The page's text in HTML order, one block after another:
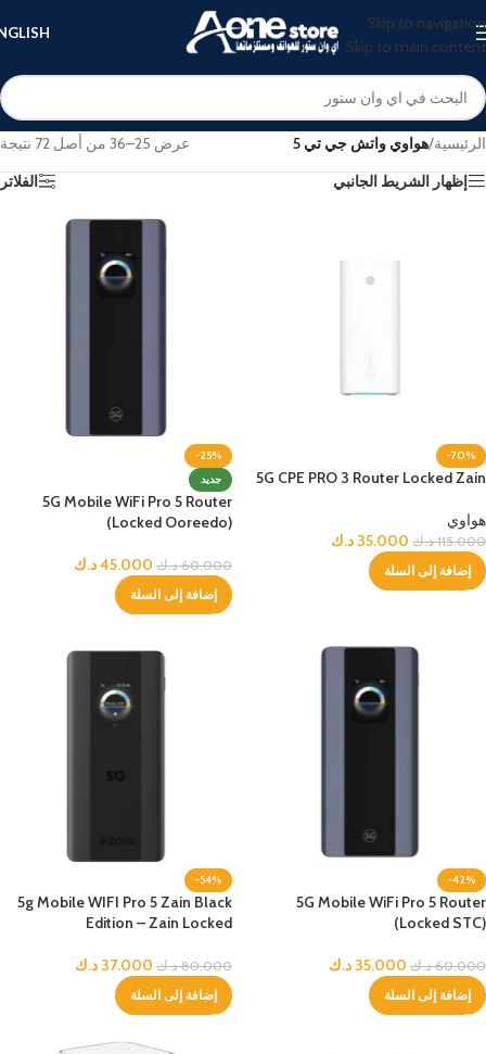
Skip to navigation
Skip to main content
الرئيسية/هواوي واتش جي تي 5
عرض 25–36 من أصل 72 نتيجة
إظهار الشريط الجانبي
الفلاتر
-70%
5G CPE PRO 3 Router Locked Zain
هواوي
115.000 د.ك 35.000 د.ك
إضافة إلى السلة
-25%
جديد
5G Mobile WiFi Pro 5 Router
(Locked Ooreedo)
60.000 د.ك 45.000د.ك
إضافة إلى السلة
-42%
5G Mobile WiFi Pro 5 Router
(Locked STC)
60.000 د.ك 35.000 د.ك
إضافة إلى السلة
-54%
5g Mobile WIFI Pro 5 Zain Black
Edition – Zain Locked
80.000 د.ك 37.000 د.ك
إضافة إلى السلة